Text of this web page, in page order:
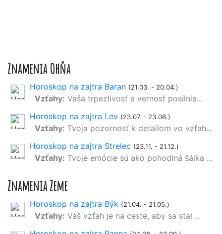
Znamenia Ohňa
Horoskop na zajtra Baran (21.03. - 20.04.)
Vzťahy: Vaša trpezlivosť a vernosť posilnia...
Horoskop na zajtra Lev (23.07. - 23.08.)
Vzťahy: Tvoja pozornosť k detailom vo vzťah...
Horoskop na zajtra Strelec (23.11. - 21.12.)
Vzťahy: Tvoje emócie sú ako pohodlná šálka ...
Znamenia Zeme
Horoskop na zajtra Býk (21.04. - 21.05.)
Vzťahy: Váš vzťah je na ceste, aby sa stal ...